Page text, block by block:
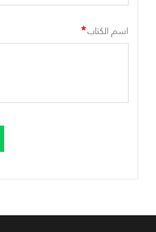
اسم الكتاب*